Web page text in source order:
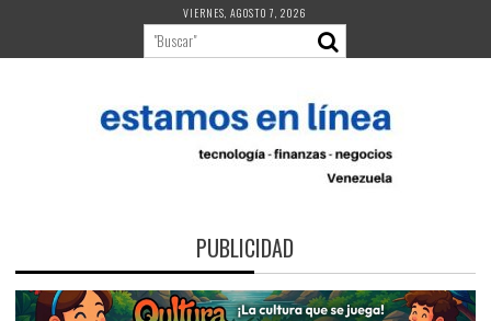
contenido
VIERNES, AGOSTO 7, 2026
PUBLICIDAD